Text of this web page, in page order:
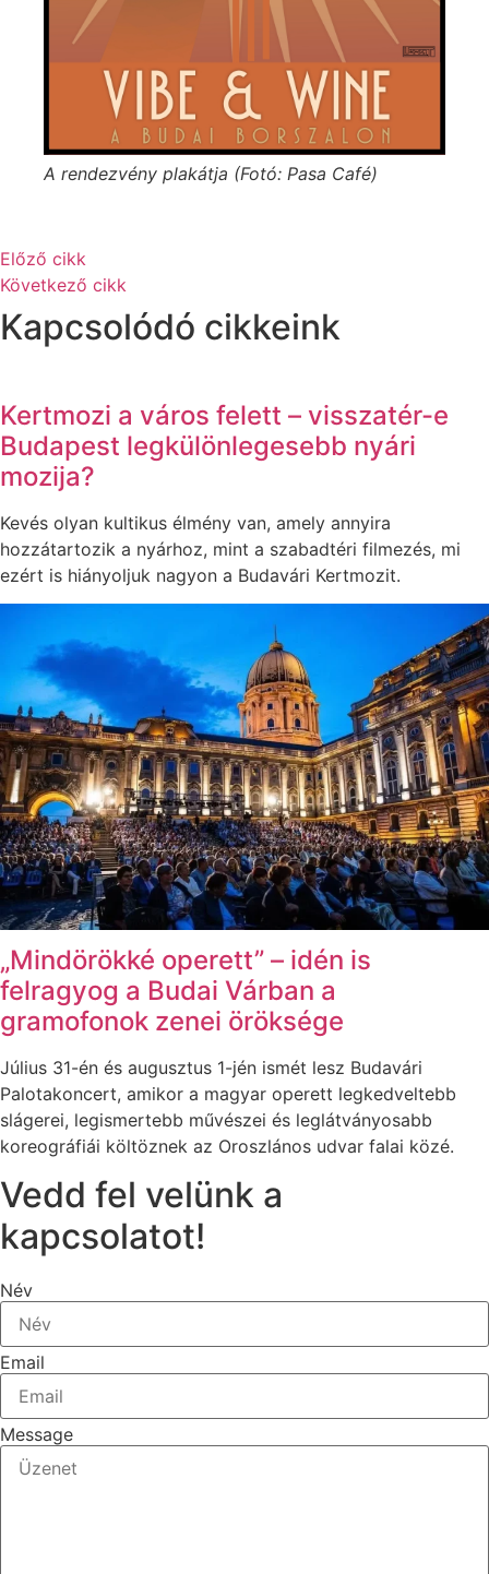
A rendezvény plakátja (Fotó: Pasa Café)
Előző cikk
Következő cikk
Kapcsolódó cikkeink
Kertmozi a város felett – visszatér-e
Budapest legkülönlegesebb nyári
mozija?
Kevés olyan kultikus élmény van, amely annyira
hozzátartozik a nyárhoz, mint a szabadtéri filmezés, mi
ezért is hiányoljuk nagyon a Budavári Kertmozit.
„Mindörökké operett” – idén is
felragyog a Budai Várban a
gramofonok zenei öröksége
Július 31-én és augusztus 1-jén ismét lesz Budavári
Palotakoncert, amikor a magyar operett legkedveltebb
slágerei, legismertebb művészei és leglátványosabb
koreográfiái költöznek az Oroszlános udvar falai közé.
Vedd fel velünk a
kapcsolatot!
Név
Email
Message